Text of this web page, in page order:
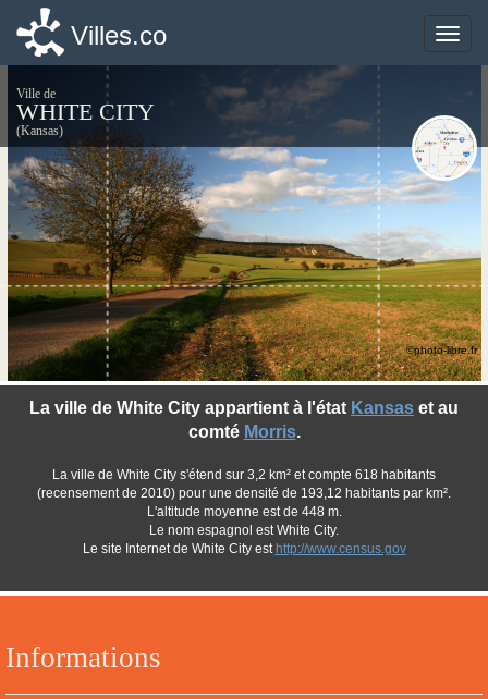
Toggle
Villes.co
Ville de
WHITE CITY
(Kansas)
Informations
La ville de White City appartient à l'état Kansas et au
comté Morris.
La ville de White City s'étend sur 3,2 km² et compte 618 habitants
(recensement de 2010) pour une densité de 193,12 habitants par km².
L'altitude moyenne est de 448 m.
Le nom espagnol est White City.
Le site Internet de White City est http://www.census.gov
©photo-libre.fr
Toggle
Villes.co